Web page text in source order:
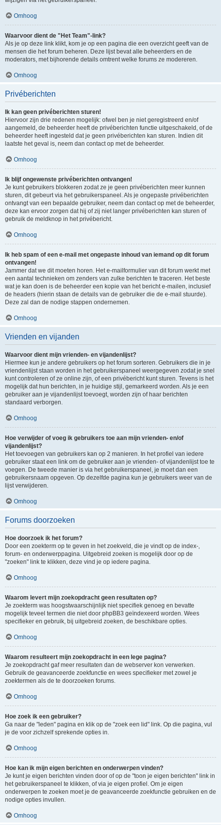
Omhoog
Waarvoor dient de "Het Team"-link?
Als je op deze link klikt, kom je op een pagina die een overzicht geeft van de
mensen die het forum beheren. Deze lijst bevat alle beheerders en de
moderators, met bijhorende details omtrent welke forums ze modereren.
Omhoog
Privéberichten
Ik kan geen privéberichten sturen!
Hiervoor zijn drie redenen mogelijk: ofwel ben je niet geregistreerd en/of
aangemeld, de beheerder heeft de privéberichten functie uitgeschakeld, of de
beheerder heeft ingesteld dat je geen privéberichten kan sturen. Indien dit
laatste het geval is, neem dan contact op met de beheerder.
Omhoog
Ik blijf ongewenste privéberichten ontvangen!
Je kunt gebruikers blokkeren zodat ze je geen privéberichten meer kunnen
sturen, dit gebeurt via het gebruikerspaneel. Als je ongepaste privéberichten
ontvangt van een bepaalde gebruiker, neem dan contact op met de beheerder,
deze kan ervoor zorgen dat hij of zij niet langer privéberichten kan sturen of
gebruik de meldknop in het privébericht.
Omhoog
Ik heb spam of een e-mail met ongepaste inhoud van iemand op dit forum
ontvangen!
Jammer dat we dit moeten horen. Het e-mailformulier van dit forum werkt met
een aantal technieken om zenders van zulke berichten te traceren. Het beste
wat je kan doen is de beheerder een kopie van het bericht e-mailen, inclusief
de headers (hierin staan de details van de gebruiker die de e-mail stuurde).
Deze zal dan de nodige stappen ondernemen.
Omhoog
Vrienden en vijanden
Waarvoor dient mijn vrienden- en vijandenlijst?
Hiermee kun je andere gebruikers op het forum sorteren. Gebruikers die in je
vriendenlijst staan worden in het gebruikerspaneel weergegeven zodat je snel
kunt controleren of ze online zijn, of een privébericht kunt sturen. Tevens is het
mogelijk dat hun berichten, in je huidige stijl, gemarkeerd worden. Als je een
gebruiker aan je vijandenlijst toevoegt, worden zijn of haar berichten
standaard verborgen.
Omhoog
Hoe verwijder of voeg ik gebruikers toe aan mijn vrienden- en/of
vijandenlijst?
Het toevoegen van gebruikers kan op 2 manieren. In het profiel van iedere
gebruiker staat een link om de gebruiker aan je vrienden- of vijandenlijst toe te
voegen. De tweede manier is via het gebruikerspaneel, je moet dan een
gebruikersnaam opgeven. Op dezelfde pagina kun je gebruikers weer van de
lijst verwijderen.
Omhoog
Forums doorzoeken
Hoe doorzoek ik het forum?
Door een zoekterm op te geven in het zoekveld, die je vindt op de index-,
forum- en onderwerppagina. Uitgebreid zoeken is mogelijk door op de
"zoeken" link te klikken, deze vind je op iedere pagina.
Omhoog
Waarom levert mijn zoekopdracht geen resultaten op?
Je zoekterm was hoogstwaarschijnlijk niet specifiek genoeg en bevatte
mogelijk teveel termen die niet door phpBB3 geïndexeerd worden. Wees
specifieker en gebruik, bij uitgebreid zoeken, de beschikbare opties.
Omhoog
Waarom resulteert mijn zoekopdracht in een lege pagina?
Je zoekopdracht gaf meer resultaten dan de webserver kon verwerken.
Gebruik de geavanceerde zoekfunctie en wees specifieker met zowel je
zoektermen als de te doorzoeken forums.
Omhoog
Hoe zoek ik een gebruiker?
Ga naar de "leden" pagina en klik op de "zoek een lid" link. Op die pagina, vul
je de voor zichzelf sprekende opties in.
Omhoog
Hoe kan ik mijn eigen berichten en onderwerpen vinden?
Je kunt je eigen berichten vinden door of op de "toon je eigen berichten" link in
het gebruikerspaneel te klikken, of via je eigen profiel. Om je eigen
onderwerpen te zoeken moet je de geavanceerde zoekfunctie gebruiken en de
nodige opties invullen.
Omhoog